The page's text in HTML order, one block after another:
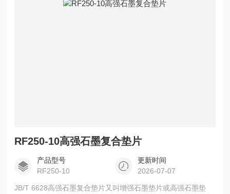
RF250-10高强石墨复合垫片
产品型号
RF250-10
更新时间
2026-07-07
JB/T 6628高强石墨复合垫片又叫增强石墨垫片或高强石墨垫